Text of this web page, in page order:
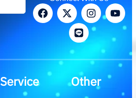
Service Other